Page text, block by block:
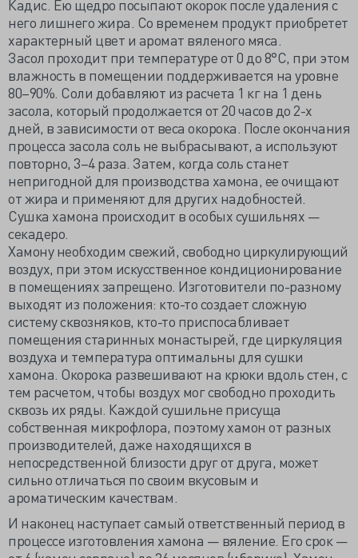
Кадис. Ею щедро посыпают окорок после удаления с
него лишнего жира. Со временем продукт приобретет
характерный цвет и аромат вяленого мяса.
Засол проходит при температуре от 0 до 8°С, при этом
влажность в помещении поддерживается на уровне
80–90%. Соли добавляют из расчета 1 кг на 1 день
засола, который продолжается от 20 часов до 2-х
дней, в зависимости от веса окорока. После окончания
процесса засола соль не выбрасывают, а используют
повторно, 3–4 раза. Затем, когда соль станет
непригодной для производства хамона, ее очищают
от жира и применяют для других надобностей.
Сушка хамона происходит в особых сушильнях —
секадеро.
Хамону необходим свежий, свободно циркулирующий
воздух, при этом искусственное кондиционирование
в помещениях запрещено. Изготовители по-разному
выходят из положения: кто-то создает сложную
систему сквозняков, кто-то приспосабливает
помещения старинных монастырей, где циркуляция
воздуха и температура оптимальны для сушки
хамона. Окорока развешивают на крюки вдоль стен, с
тем расчетом, чтобы воздух мог свободно проходить
сквозь их ряды. Каждой сушильне присуща
собственная микрофлора, поэтому хамон от разных
производителей, даже находящихся в
непосредственной близости друг от друга, может
сильно отличаться по своим вкусовым и
ароматическим качествам.
И наконец наступает самый ответственный период в
процессе изготовления хамона — вяление. Его срок —